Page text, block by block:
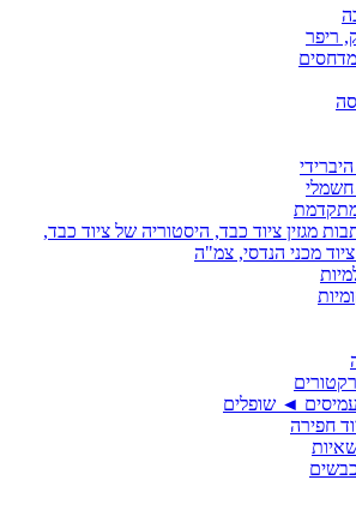
ריפר
היברידי
חשמלי
מתקדמת
מגזין ציוד כבד, היסטוריה של ציוד כבד,
מכני הנדסי, צמ"ה
◄ שופלים
חפירה